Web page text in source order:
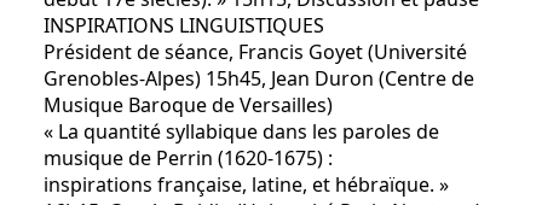
INSPIRATIONS LINGUISTIQUES
Président de séance, Francis Goyet (Université
Grenobles-Alpes) 15h45, Jean Duron (Centre de
Musique Baroque de Versailles)
« La quantité syllabique dans les paroles de
musique de Perrin (1620-1675) :
inspirations française, latine, et hébraïque. »